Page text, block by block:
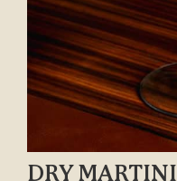
DRY MARTINI